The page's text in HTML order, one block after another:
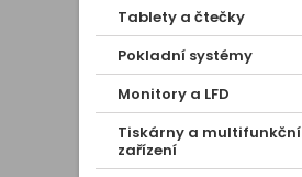
Tablety a čtečky
Pokladní systémy
Monitory a LFD
Tiskárny a multifunkční
zařízení